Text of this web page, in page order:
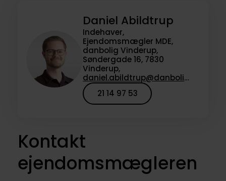
Daniel Abildtrup
Indehaver,
Ejendomsmægler MDE,
danbolig Vinderup,
Søndergade 16, 7830
Vinderup,
daniel.abildtrup@danbolig.dk
21 14 97 53
Kontakt
ejendomsmægleren